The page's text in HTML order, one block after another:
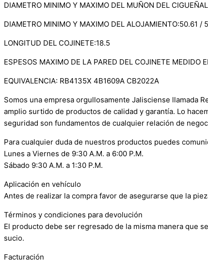
DIAMETRO MINIMO Y MAXIMO DEL MUÑON DEL
DIAMETRO MINIMO Y MAXIMO DEL ALOJAMIENTO:50.61 /
LONGITUD DEL COJINETE:18.5
ESPESOS MAXIMO DE LA PARED DEL COJINETE MEDIDO
EQUIVALENCIA: RB4135X 4B1609A CB2022A
Somos una empresa orgullosamente Jalisciense llamada
amplio surtido de productos de calidad y garantía. Lo
seguridad son fundamentos de cualquier relación de
Para cualquier duda de nuestros productos puedes
Lunes a Viernes de 9:30 A.M. a 6:00 P.M.
Sábado 9:30 A.M. a 1:30 P.M.
Aplicación en vehículo
Antes de realizar la compra favor de asegurarse que la
Términos y condiciones para devolución
El producto debe ser regresado de la misma manera que
sucio.
Facturación